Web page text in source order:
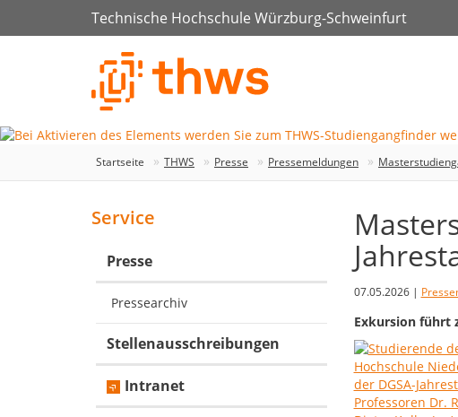
Technische Hochschule Würzburg-Schweinfurt
Startseite THWS Presse Pressemeldungen
07.05.2026 |
Exkursion führt
Service
Presse
Pressearchiv
Stellenausschreibungen
Intranet